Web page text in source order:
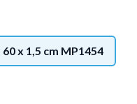
x 1,5 cm MP1454